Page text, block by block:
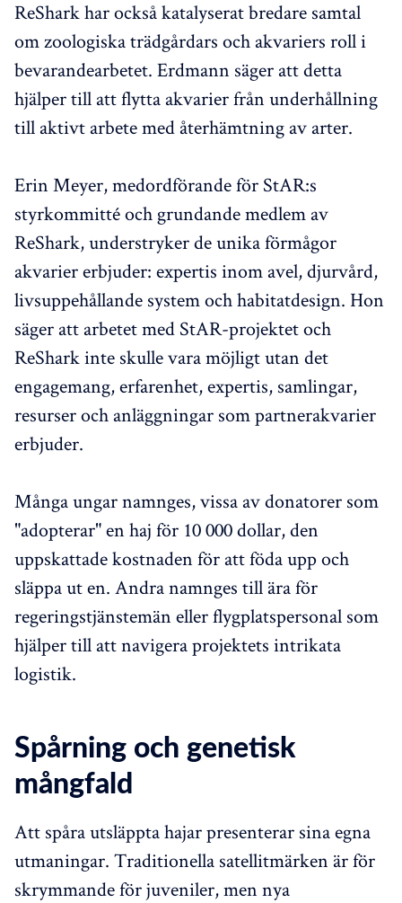
ReShark har också katalyserat bredare samtal
om zoologiska trädgårdars och akvariers roll i
bevarandearbetet. Erdmann säger att detta
hjälper till att flytta akvarier från underhållning
till aktivt arbete med återhämtning av arter.
Erin Meyer, medordförande för StAR:s
styrkommitté och grundande medlem av
ReShark, understryker de unika förmågor
akvarier erbjuder: expertis inom avel, djurvård,
livsuppehållande system och habitatdesign. Hon
säger att arbetet med StAR-projektet och
ReShark inte skulle vara möjligt utan det
engagemang, erfarenhet, expertis, samlingar,
resurser och anläggningar som partnerakvarier
erbjuder.
Många ungar namnges, vissa av donatorer som
"adopterar" en haj för 10 000 dollar, den
uppskattade kostnaden för att föda upp och
släppa ut en. Andra namnges till ära för
regeringstjänstemän eller flygplatspersonal som
hjälper till att navigera projektets intrikata
logistik.
Spårning och genetisk
mångfald
Att spåra utsläppta hajar presenterar sina egna
utmaningar. Traditionella satellitmärken är för
skrymmande för juveniler, men nya